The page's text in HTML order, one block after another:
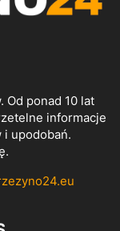
Od ponad 10 lat
informacje
i upodobań.